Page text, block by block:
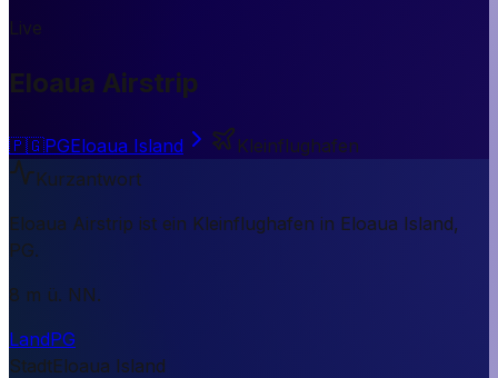
Live
Eloaua Airstrip
🇵🇬PGEloaua Island
Kleinflughafen
Kurzantwort
Eloaua Airstrip ist ein Kleinflughafen in Eloaua Island,
PG.
8 m ü. NN.
LandPG
StadtEloaua Island